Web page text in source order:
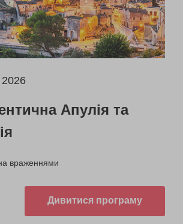
Апулія та
враженнями
Дивитися програму